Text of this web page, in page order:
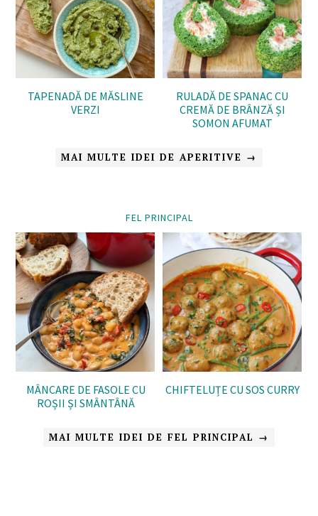
TAPENADĂ DE MĂSLINE
VERZI
RULADĂ DE SPANAC CU
CREMĂ DE BRÂNZĂ ȘI
SOMON AFUMAT
MAI MULTE IDEI DE APERITIVE →
FEL PRINCIPAL
MÂNCARE DE FASOLE CU
ROȘII ȘI SMÂNTÂNĂ
CHIFTELUȚE CU SOS CURRY
MAI MULTE IDEI DE FEL PRINCIPAL →